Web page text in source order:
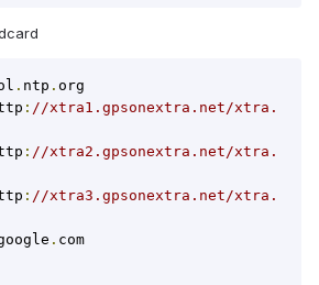
. ntp . org
: //xtra1.gpsonextra.net/xtra.
: //xtra2.gpsonextra.net/xtra.
: //xtra3.gpsonextra.net/xtra.
. com